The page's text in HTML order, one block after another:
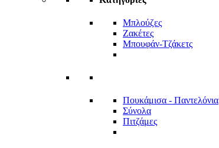
Μπλούζες
Ζακέτες
Μπουφάν-Τζάκετς
Πουκάμισα - Παντελόνια
Σύνολα
Πιτζάμες